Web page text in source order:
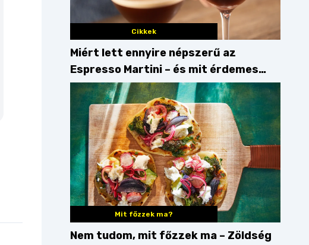
Cikkek
Miért lett ennyire népszerű az
Espresso Martini – és mit érdemes
enni mellé?
Mit főzzek ma?
Nem tudom, mit főzzek ma – Zöldség